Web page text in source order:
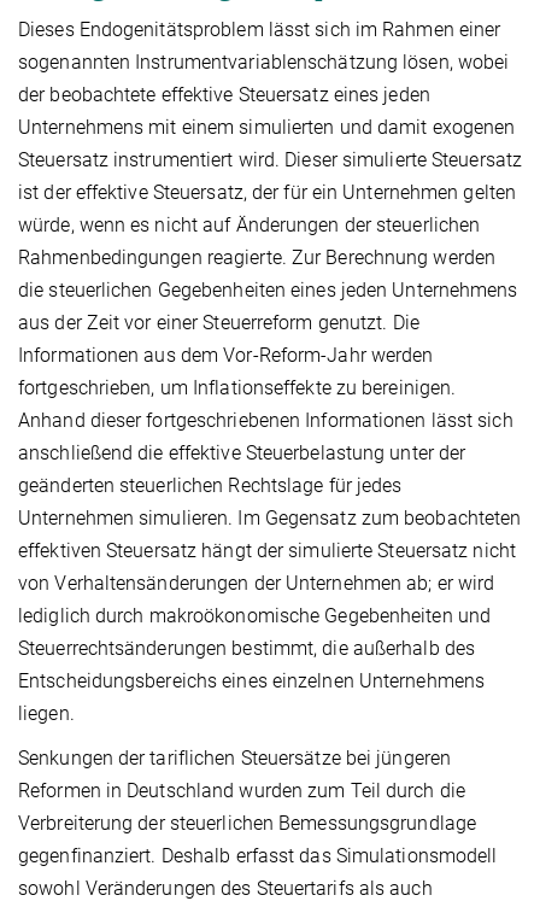
Dieses Endogenitätsproblem lässt sich im Rahmen einer
sogenannten Instrumentvariablenschätzung lösen, wobei
der beobachtete effektive Steuersatz eines jeden
Unternehmens mit einem simulierten und damit exogenen
Steuersatz instrumentiert wird. Dieser simulierte Steuersatz
ist der effektive Steuersatz, der für ein Unternehmen gelten
würde, wenn es nicht auf Änderungen der steuerlichen
Rahmenbedingungen reagierte. Zur Berechnung werden
die steuerlichen Gegebenheiten eines jeden Unternehmens
aus der Zeit vor einer Steuerreform genutzt. Die
Informationen aus dem Vor-Reform-Jahr werden
fortgeschrieben, um Inflationseffekte zu bereinigen.
Anhand dieser fortgeschriebenen Informationen lässt sich
anschließend die effektive Steuerbelastung unter der
geänderten steuerlichen Rechtslage für jedes
Unternehmen simulieren. Im Gegensatz zum beobachteten
effektiven Steuersatz hängt der simulierte Steuersatz nicht
von Verhaltensänderungen der Unternehmen ab; er wird
lediglich durch makroökonomische Gegebenheiten und
Steuerrechtsänderungen bestimmt, die außerhalb des
Entscheidungsbereichs eines einzelnen Unternehmens
liegen.
Senkungen der tariflichen Steuersätze bei jüngeren
Reformen in Deutschland wurden zum Teil durch die
Verbreiterung der steuerlichen Bemessungsgrundlage
gegenfinanziert. Deshalb erfasst das Simulationsmodell
sowohl Veränderungen des Steuertarifs als auch